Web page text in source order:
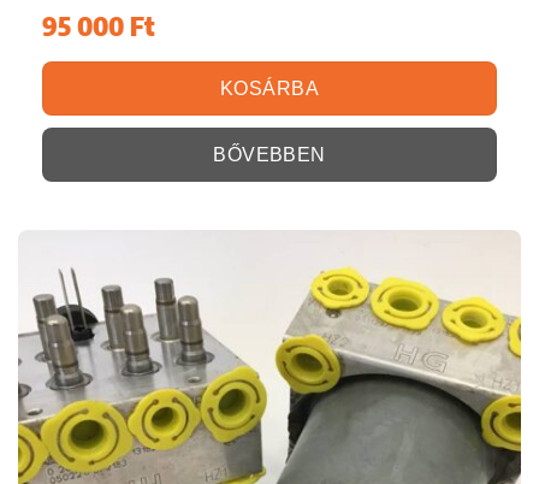
95 000 Ft
KOSÁRBA
BŐVEBBEN